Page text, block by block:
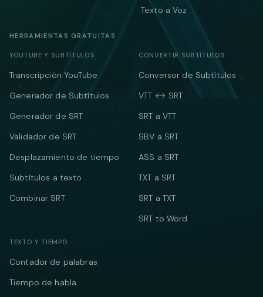
Texto a Voz
HERRAMIENTAS GRATUITAS
YOUTUBE Y SUBTÍTULOS
Transcripción YouTube
Generador de Subtítulos
Generador de SRT
Validador de SRT
Desplazamiento de tiempo
Subtítulos a texto
Combinar SRT
CONVERTIR SUBTÍTULOS
Conversor de Subtítulos
VTT ↔ SRT
SRT a VTT
SBV a SRT
ASS a SRT
TXT a SRT
SRT a TXT
SRT to Word
TEXTO Y TIEMPO
Contador de palabras
Tiempo de habla